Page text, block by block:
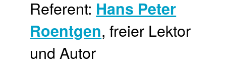
Referent: Hans Peter
Roentgen, freier Lektor
und Autor